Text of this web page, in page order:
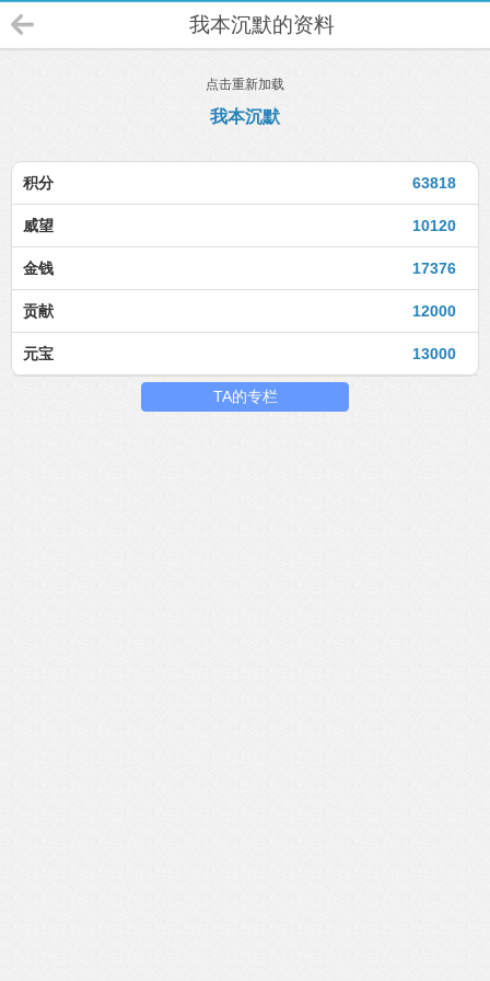
我本沉默的资料
点击重新加载
我本沉默
63818
积分
10120
威望
17376
金钱
12000
贡献
13000
元宝
TA的专栏